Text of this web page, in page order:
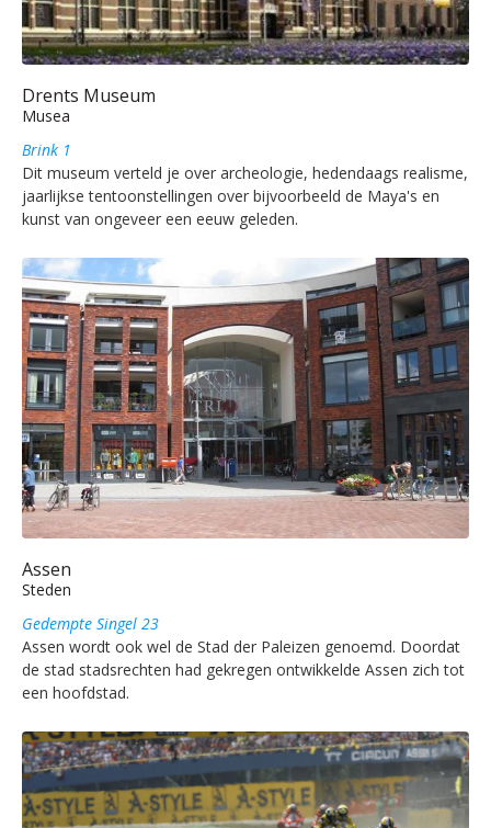
Drents Museum
Musea
Brink 1
Dit museum verteld je over archeologie, hedendaags realisme,
jaarlijkse tentoonstellingen over bijvoorbeeld de Maya's en
kunst van ongeveer een eeuw geleden.
Assen
Steden
Gedempte Singel 23
Assen wordt ook wel de Stad der Paleizen genoemd. Doordat
de stad stadsrechten had gekregen ontwikkelde Assen zich tot
een hoofdstad.